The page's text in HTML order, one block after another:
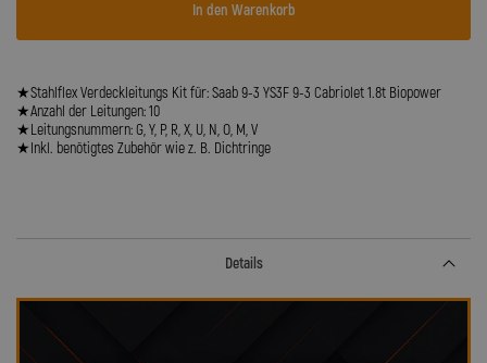
In den Warenkorb
★Stahlflex Verdeckleitungs Kit für: Saab 9-3 YS3F 9-3 Cabriolet 1.8t Biopower
★Anzahl der Leitungen: 10
★Leitungsnummern: G, Y, P, R, X, U, N, O, M, V
★Inkl. benötigtes Zubehör wie z. B. Dichtringe
Details